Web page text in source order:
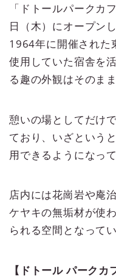
「ドトールパークカ
日（木）にオープン
1964年に開催された
使用していた宿舎を
る趣の外観はそのま
憩いの場としてだけ
ており、いざという
用できるようになって
店内には花崗岩や庵
ケヤキの無垢材が使
られる空間となってい
【ドトール パークカ